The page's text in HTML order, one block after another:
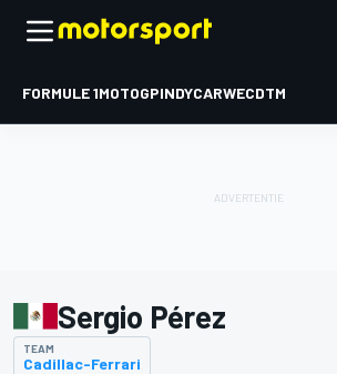
FORMULE 1MOTOGPINDYCARWECDTM
Sergio Pérez
TEAM
Cadillac-Ferrari